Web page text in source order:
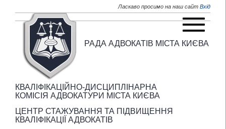
Ласкаво просимо на наш сайт Вхід
РАДА АДВОКАТІВ МІСТА КИЄВА
КВАЛІФІКАЦІЙНО-ДИСЦИПЛІНАРНА
КОМІСІЯ АДВОКАТУРИ МІСТА КИЄВА
ЦЕНТР СТАЖУВАННЯ ТА ПІДВИЩЕННЯ
КВАЛІФІКАЦІЇ АДВОКАТІВ